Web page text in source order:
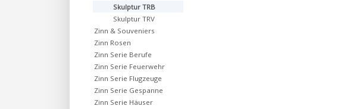
Skulptur TRB
Skulptur TRV
Zinn & Souveniers
Zinn Rosen
Zinn Serie Berufe
Zinn Serie Feuerwehr
Zinn Serie Flugzeuge
Zinn Serie Gespanne
Zinn Serie Häuser